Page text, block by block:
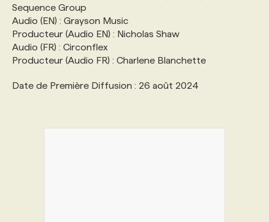
Sequence Group
Audio (EN) : Grayson Music
Producteur (Audio EN) : Nicholas Shaw
Audio (FR) : Circonflex
Producteur (Audio FR) : Charlene Blanchette
Date de Première Diffusion : 26 août 2024